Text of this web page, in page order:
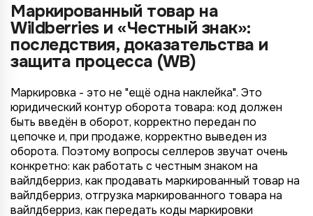
Маркированный товар на
Wildberries и «Честный знак»:
последствия, доказательства и
защита процесса (WB)
Маркировка - это не "ещё одна наклейка". Это
юридический контур оборота товара: код должен
быть введён в оборот, корректно передан по
цепочке и, при продаже, корректно выведен из
оборота. Поэтому вопросы селлеров звучат очень
конкретно: как работать с честным знаком на
вайлдберриз, как продавать маркированный товар на
вайлдберриз, отгрузка маркированного товара на
вайлдберриз, как передать коды маркировки